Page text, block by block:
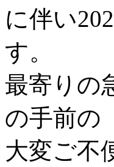
に伴い
す。
最寄りの
の手前の
大変ご不